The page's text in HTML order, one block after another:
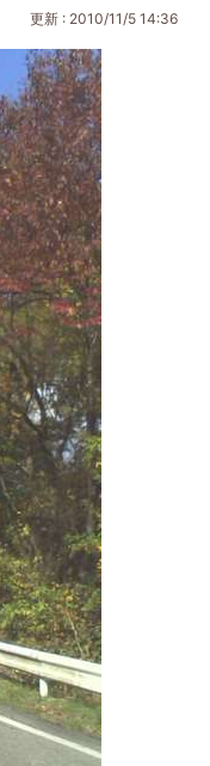
更新 : 2010/11/5 14:36